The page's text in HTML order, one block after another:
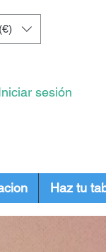
sesión
Haz tu